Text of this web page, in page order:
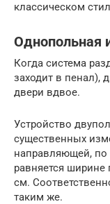
классическом
Однопольная
Когда система
заходит в пенал),
двери вдвое.
Устройство
существенных
направляющей, по
равняется
см.
таким же.